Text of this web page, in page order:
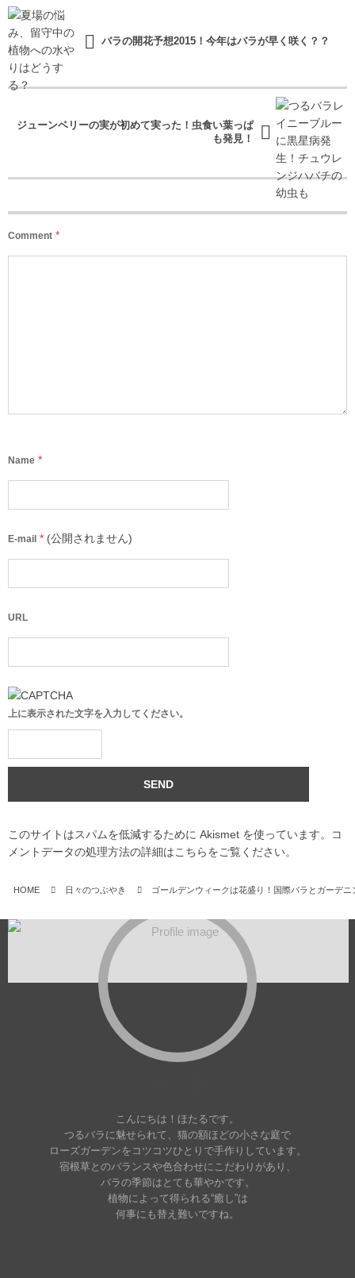
バラの開花予想2015！今年はバラが早く咲く？？
ジューンベリーの実が初めて実った！虫食い葉っぱ
も発見！
Comment *
Name *
E-mail * (公開されません)
URL
上に表示された文字を入力してください。
このサイトはスパムを低減するために Akismet を使っています。
コ
メントデータの処理方法の詳細はこちらをご覧ください。
HOME 日々のつぶやき ゴールデンウィークは花盛り！国際バラとガーデ
こんにちは！ほたるです。
つるバラに魅せられて、猫の額ほどの小さな庭で
ローズガーデンをコツコツひとりで手作りしています。
宿根草とのバランスや色合わせにこだわりがあり、
バラの季節はとても華やかです。
植物によって得られる“癒し”は
何事にも替え難いですね。